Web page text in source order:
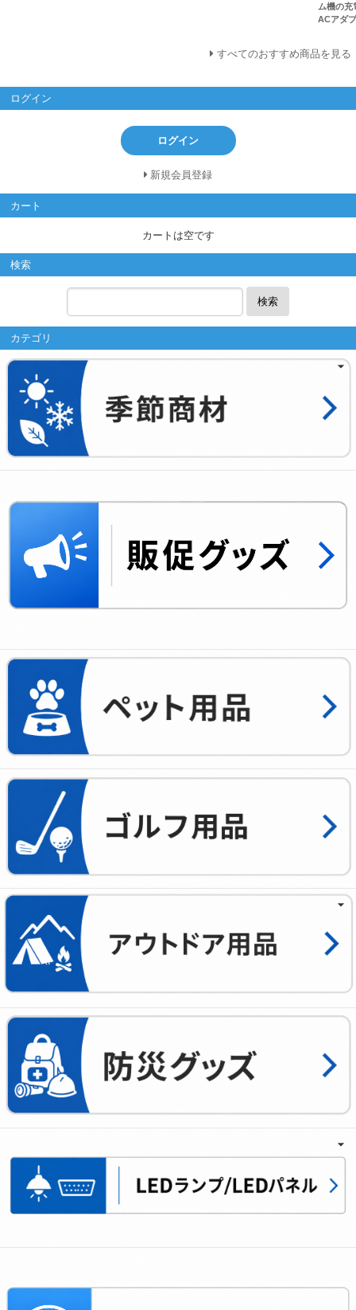
ム機の
ACアダ
すべてのおすすめ商品を見る
ログイン
ログイン
新規会員登録
カート
カートは空です
検索
検索
カテゴリ